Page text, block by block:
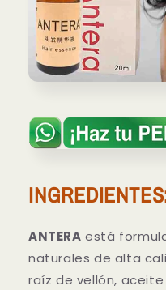
ANTERA está
naturales de alta
raíz de vellón,